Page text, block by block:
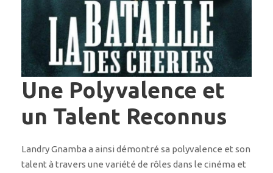
Une Polyvalence et
un Talent Reconnus
Landry Gnamba a ainsi démontré sa polyvalence et son
talent à travers une variété de rôles dans le cinéma et